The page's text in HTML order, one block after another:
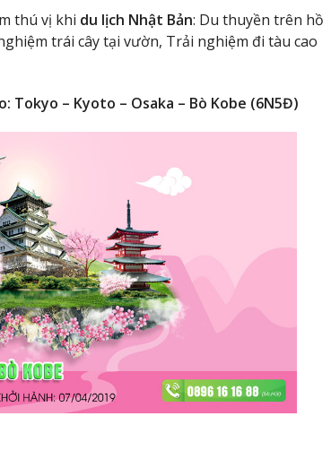
thú vị khi du lịch Nhật Bản: Du thuyền trên hồ
trái cây tại vườn, Trải nghiệm đi tàu cao
Tokyo – Kyoto – Osaka – Bò Kobe (6N5Đ)